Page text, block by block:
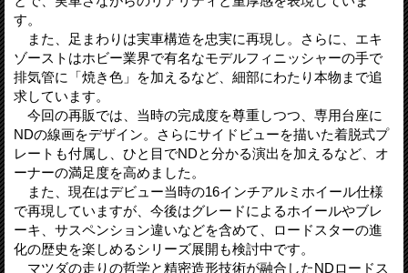
す。
また、足まわりは実車構造を忠実に再現し。さらに、エキ
ゾーストはホビー業界で有名なモデルフィニッシャーの手で
排気管に「焼き色」を加えるなど、細部にわたり本物まで追
求しています。
今回の再販では、当時の完成度を尊重しつつ、専用台座に
NDの線画をデザイン。さらにサイドビューを描いた着脱式プ
レートも付属し、ひと目でNDと分かる演出を加えるなど、オ
ーナーの満足度を高めました。
また、現在はデビュー当時の16インチアルミホイール仕様
で再現していますが、今後はグレードによるホイールやブレ
ーキ、サスペンション違いなどを含めて、ロードスターの進
化の歴史を楽しめるシリーズ展開も検討中です。
マツダの走りの哲学と精密造形技術が融合したNDロードス